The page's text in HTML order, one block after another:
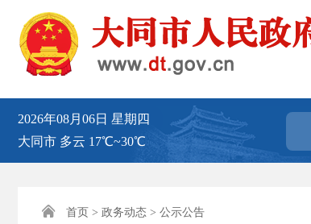
2026年08月06日 星期四
大同市 多云 17℃~30℃
 首页 > 政务动态 > 公示公告